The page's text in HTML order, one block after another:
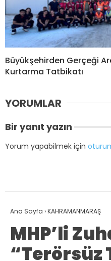
Büyükşehirden Gerçeği
Kurtarma Tatbikatı
YORUMLAR
Bir yanıt yazın
Yorum yapabilmek için
Ana Sayfa ›KAHRAMANMARAŞ
MHP’li
“Terörsüz